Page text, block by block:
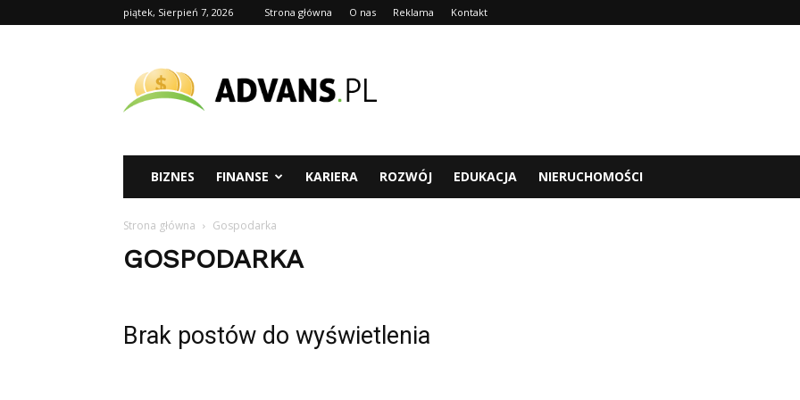
piątek, Sierpień 7, 2026 Strona główna O nas Reklama Kontakt
BIZNES FINANSE KARIERA ROZWÓJ EDUKACJA NIERUCHOMOŚCI
Strona główna Gospodarka
GOSPODARKA
Brak postów do wyświetlenia